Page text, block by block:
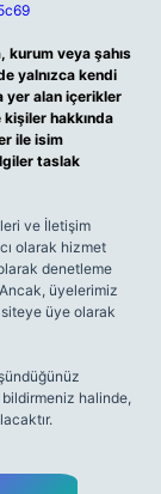
veya şahıs
yalnızca kendi
yer alan içerikler
hakkında
ile isim
taslak
ve İletişim
olarak hizmet
denetleme
üyelerimiz
üye olarak
halinde,